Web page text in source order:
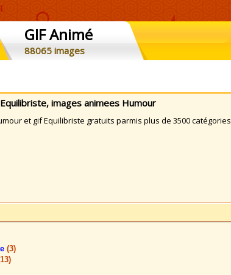
GIF Animé
88065 images
images animees Humour
et gif Equilibriste gratuits parmis plus de 3500 catégories
(3)